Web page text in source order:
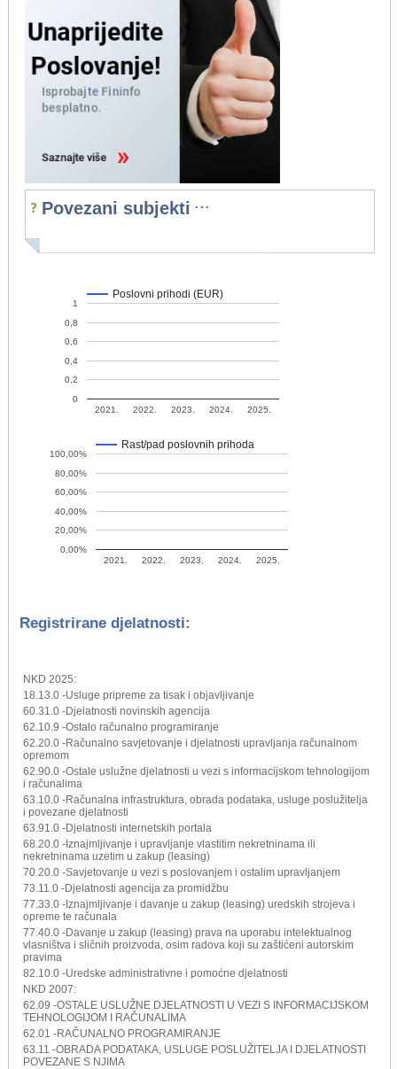
Povezani subjekti ...
Poslovni prihodi (EUR)
2021. 2022. 2023. 2024. 2025.
0
0,2
0,4
0,6
0,8
1
Rast/pad poslovnih prihoda
2021. 2022. 2023. 2024. 2025.
0,00%
20,00%
40,00%
60,00%
80,00%
100,00%
Registrirane djelatnosti:
NKD 2025:
18.13.0 -Usluge pripreme za tisak i objavljivanje
60.31.0 -Djelatnosti novinskih agencija
62.10.9 -Ostalo računalno programiranje
62.20.0 -Računalno savjetovanje i djelatnosti upravljanja računalnom
opremom
62.90.0 -Ostale uslužne djelatnosti u vezi s informacijskom tehnologijom
i računalima
63.10.0 -Računalna infrastruktura, obrada podataka, usluge poslužitelja
i povezane djelatnosti
63.91.0 -Djelatnosti internetskih portala
68.20.0 -Iznajmljivanje i upravljanje vlastitim nekretninama ili
nekretninama uzetim u zakup (leasing)
70.20.0 -Savjetovanje u vezi s poslovanjem i ostalim upravljanjem
73.11.0 -Djelatnosti agencija za promidžbu
77.33.0 -Iznajmljivanje i davanje u zakup (leasing) uredskih strojeva i
opreme te računala
77.40.0 -Davanje u zakup (leasing) prava na uporabu intelektualnog
vlasništva i sličnih proizvoda, osim radova koji su zaštićeni autorskim
pravima
82.10.0 -Uredske administrativne i pomoćne djelatnosti
NKD 2007:
62.09 -OSTALE USLUŽNE DJELATNOSTI U VEZI S INFORMACIJSKOM
TEHNOLOGIJOM I RAČUNALIMA
62.01 -RAČUNALNO PROGRAMIRANJE
63.11 -OBRADA PODATAKA, USLUGE POSLUŽITELJA I DJELATNOSTI
POVEZANE S NJIMA